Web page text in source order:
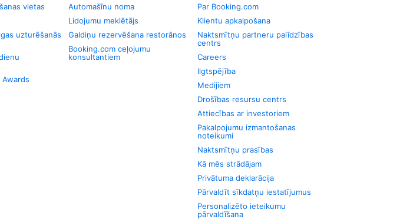
vietas
uzturēšanās
Awards
Automašīnu noma
Lidojumu meklētājs
Galdiņu rezervēšana restorānos
Booking.com ceļojumu
konsultantiem
Par Booking.com
Klientu apkalpošana
Naktsmītņu partneru palīdzības
centrs
Careers
Ilgtspējība
Medijiem
Drošības resursu centrs
Attiecības ar investoriem
Pakalpojumu izmantošanas
noteikumi
Naktsmītņu prasības
Kā mēs strādājam
Privātuma deklarācija
Pārvaldīt sīkdatņu iestatījumus
Personalizēto ieteikumu
pārvaldīšana